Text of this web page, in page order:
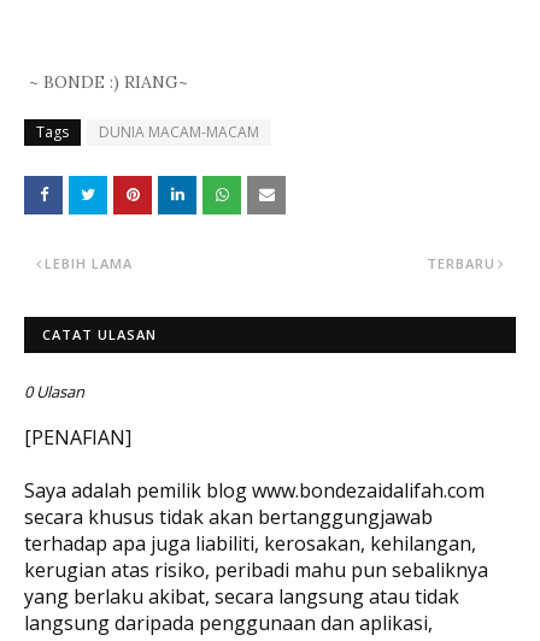
~ BONDE :) RIANG~
Tags DUNIA MACAM-MACAM
TERBARU
LEBIH LAMA
CATAT ULASAN
0 Ulasan
[PENAFIAN]
Saya adalah pemilik blog www.bondezaidalifah.com
secara khusus tidak akan bertanggungjawab
terhadap apa juga liabiliti, kerosakan, kehilangan,
kerugian atas risiko, peribadi mahu pun sebaliknya
yang berlaku akibat, secara langsung atau tidak
langsung daripada penggunaan dan aplikasi,